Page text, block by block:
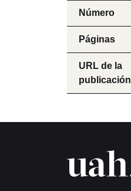
Número
Páginas
URL de la
publicación